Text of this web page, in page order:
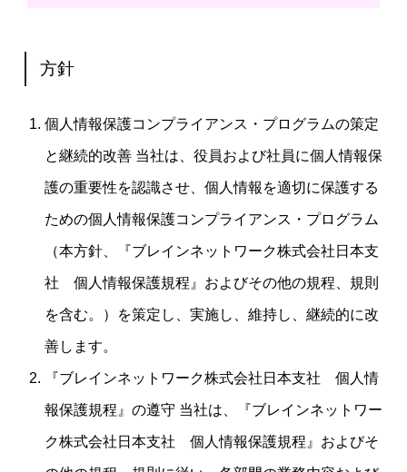
方針
個人情報保護コンプライアンス・プログラムの策定
と継続的改善 当社は、役員および社員に個人情報保
護の重要性を認識させ、個人情報を適切に保護する
ための個人情報保護コンプライアンス・プログラム
（本方針、『ブレインネットワーク株式会社日本支
社 個人情報保護規程』およびその他の規程、規則
を含む。）を策定し、実施し、維持し、継続的に改
善します。
『ブレインネットワーク株式会社日本支社 個人情
報保護規程』の遵守 当社は、『ブレインネットワー
ク株式会社日本支社 個人情報保護規程』およびそ